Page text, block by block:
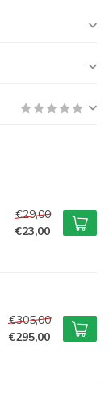
€29,00
€23,00
€305,00
€295,00